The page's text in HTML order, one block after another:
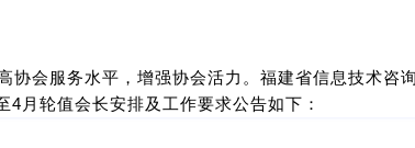
会服务水平，增强协会活力。福建省信息技术咨
4月轮值会长安排及工作要求公告如下：